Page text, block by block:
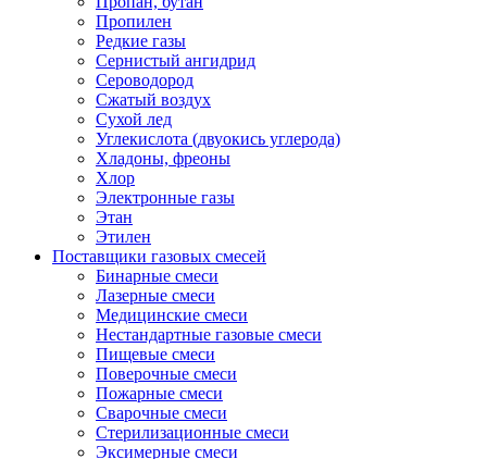
Пропилен
Редкие газы
Сернистый ангидрид
Сероводород
Сжатый воздух
Сухой лед
Углекислота (двуокись углерода)
Хладоны, фреоны
Хлор
Электронные газы
Этан
Этилен
Поставщики газовых смесей
Бинарные смеси
Лазерные смеси
Медицинские смеси
Нестандартные газовые смеси
Пищевые смеси
Поверочные смеси
Пожарные смеси
Сварочные смеси
Стерилизационные смеси
Эксимерные смеси